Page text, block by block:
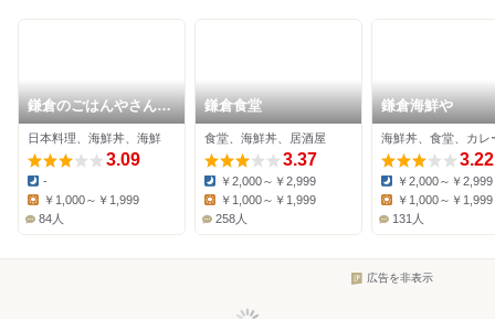
鎌倉のごはんやさん
石渡
日本料理、海鮮丼、海鮮
3.09
Dinner:
-
Lunch:
￥1,000～￥1,999
84人
鎌倉食堂
食堂、海鮮丼、居酒屋
3.37
Dinner:
￥2,000～￥2,999
￥1,000～￥1,999
258人
鎌倉海鮮や
海鮮丼、食堂、カレ
3.22
Dinner:
￥2,000～￥2,999
￥1,000～￥1,999
131人
広告を非表示